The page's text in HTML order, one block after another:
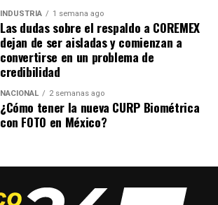
INDUSTRIA 1 semana ago
Las dudas sobre el respaldo a COREMEX
dejan de ser aisladas y comienzan a
convertirse en un problema de
credibilidad
NACIONAL 2 semanas ago
¿Cómo tener la nueva CURP Biométrica
con FOTO en México?